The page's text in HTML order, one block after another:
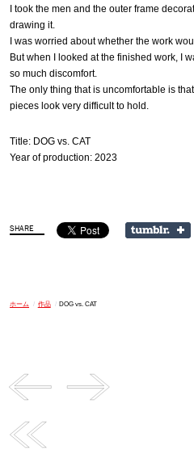
I took the men and the outer frame
drawing it.
I was worried about whether the work
But when I looked at the finished work, I
so much discomfort.
The only thing that is uncomfortable is
pieces look very difficult to hold.
Title: DOG vs. CAT
Year of production: 2023
ホーム / 作品 / DOG vs. CAT